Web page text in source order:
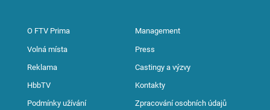
O FTV Prima Management
Volná místa Press
Reklama Castingy a výzvy
HbbTV Kontakty
Podmínky užívání Zpracování osobních údajů